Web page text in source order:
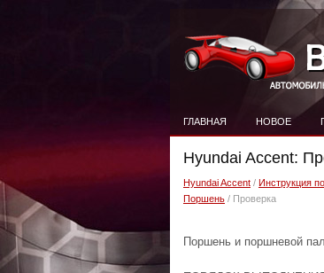
ГЛАВНАЯ НОВОЕ
Hyundai Accent:
Hyundai Accent / Инструкция
Поршень / Проверка
Поршень и поршневой